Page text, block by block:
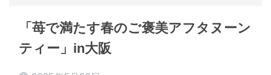
「苺で満たす春のご褒美アフタヌーン
ティー」in大阪